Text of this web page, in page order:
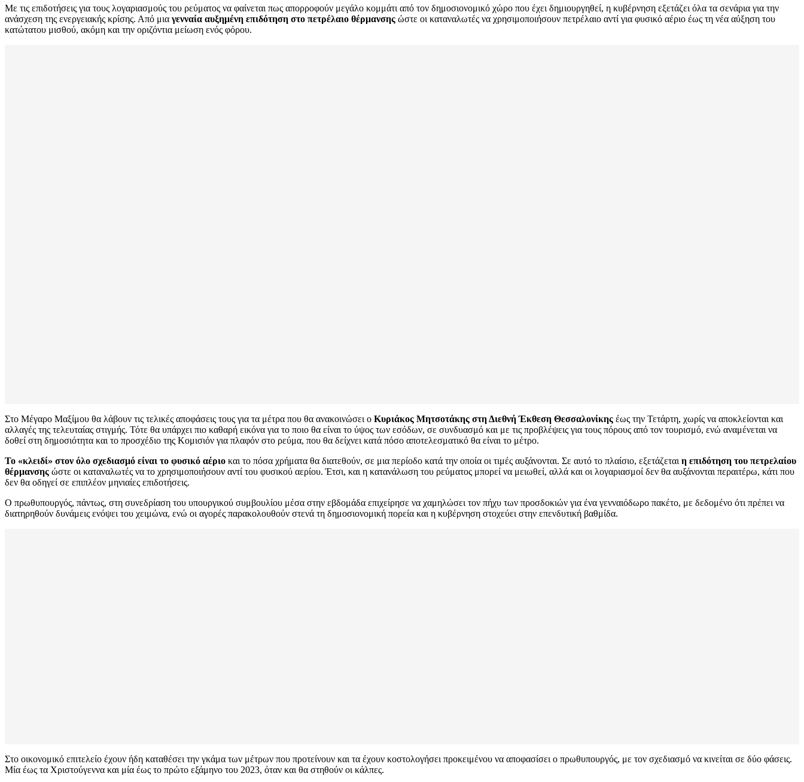
Με τις επιδοτήσεις για τους λογαριασμούς του ρεύματος να φαίνεται πως απορροφούν μεγάλο κομμάτι από τον δημοσιονομικό χώρο που έχει δημιουργηθεί, η κυβέρνηση εξετάζει όλα τα σενάρια για την
ανάσχεση της ενεργειακής κρίσης. Από μια γενναία αυξημένη επιδότηση στο πετρέλαιο θέρμανσης ώστε οι καταναλωτές να χρησιμοποιήσουν πετρέλαιο αντί για φυσικό αέριο έως τη νέα αύξηση του
κατώτατου μισθού, ακόμη και την οριζόντια μείωση ενός φόρου.
Στο Μέγαρο Μαξίμου θα λάβουν τις τελικές αποφάσεις τους για τα μέτρα που θα ανακοινώσει ο Κυριάκος Μητσοτάκης στη Διεθνή Έκθεση Θεσσαλονίκης έως την Τετάρτη, χωρίς να αποκλείονται και
αλλαγές της τελευταίας στιγμής. Τότε θα υπάρχει πιο καθαρή εικόνα για το ποιο θα είναι το ύψος των εσόδων, σε συνδυασμό και με τις προβλέψεις για τους πόρους από τον τουρισμό, ενώ αναμένεται να
δοθεί στη δημοσιότητα και το προσχέδιο της Κομισιόν για πλαφόν στο ρεύμα, που θα δείχνει κατά πόσο αποτελεσματικό θα είναι το μέτρο.
Το «κλειδί» στον όλο σχεδιασμό είναι το φυσικό αέριο και το πόσα χρήματα θα διατεθούν, σε μια περίοδο κατά την οποία οι τιμές αυξάνονται. Σε αυτό το πλαίσιο, εξετάζεται η επιδότηση του πετρελαίου
θέρμανσης ώστε οι καταναλωτές να το χρησιμοποιήσουν αντί του φυσικού αερίου. Έτσι, και η κατανάλωση του ρεύματος μπορεί να μειωθεί, αλλά και οι λογαριασμοί δεν θα αυξάνονται περαιτέρω, κάτι που
δεν θα οδηγεί σε επιπλέον μηνιαίες επιδοτήσεις.
Ο πρωθυπουργός, πάντως, στη συνεδρίαση του υπουργικού συμβουλίου μέσα στην εβδομάδα επιχείρησε να χαμηλώσει τον πήχυ των προσδοκιών για ένα γενναιόδωρο πακέτο, με δεδομένο ότι πρέπει να
διατηρηθούν δυνάμεις ενόψει του χειμώνα, ενώ οι αγορές παρακολουθούν στενά τη δημοσιονομική πορεία και η κυβέρνηση στοχεύει στην επενδυτική βαθμίδα.
Στο οικονομικό επιτελείο έχουν ήδη καταθέσει την γκάμα των μέτρων που προτείνουν και τα έχουν κοστολογήσει προκειμένου να αποφασίσει ο πρωθυπουργός, με τον σχεδιασμό να κινείται σε δύο φάσεις.
Μία έως τα Χριστούγεννα και μία έως το πρώτο εξάμηνο του 2023, όταν και θα στηθούν οι κάλπες.